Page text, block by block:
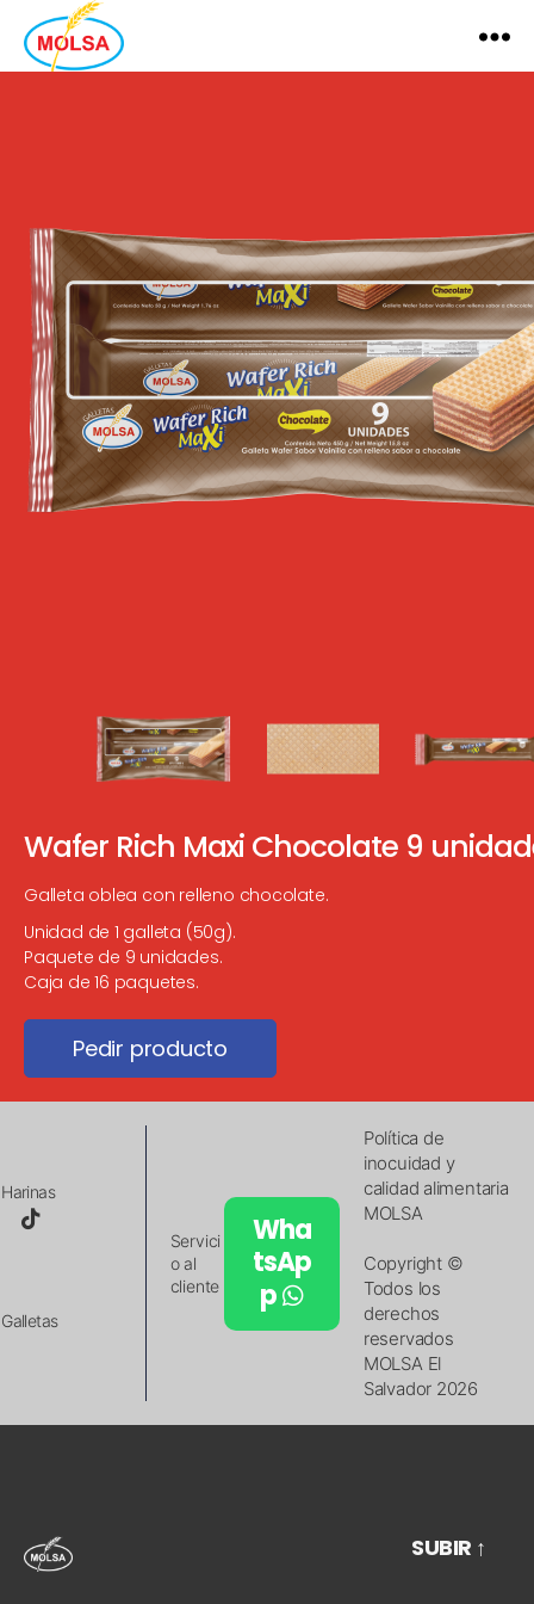
Wafer Rich Maxi Chocolate 9
Galleta oblea con relleno chocolate.
Unidad de 1 galleta (50g).
Paquete de 9 unidades.
Caja de 16 paquetes.
Pedir producto
Servici
o al
cliente
Wha
tsAp
p
Política de
inocuidad y
calidad alimentaria
MOLSA
Copyright ©
Todos los
derechos
reservados
MOLSA El
Salvador 2026
SUBIR ↑